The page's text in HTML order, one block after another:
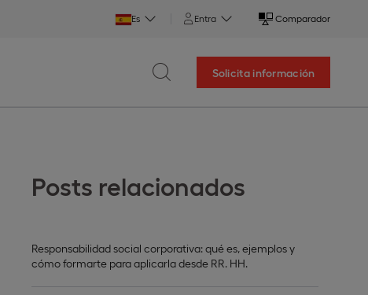
Es Entra Comparador
Solicita información
Posts relacionados
Responsabilidad social corporativa: qué es, ejemplos y
cómo formarte para aplicarla desde RR. HH.